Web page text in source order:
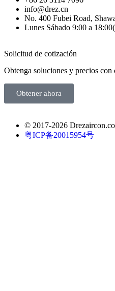
info@drez.cn
No. 400 Fubei Road,
Lunes Sábado 9:00 a
Solicitud de cotización
Obtenga soluciones y precios con
Obtener ahora
© 2017-2026
粤ICP备20015954号